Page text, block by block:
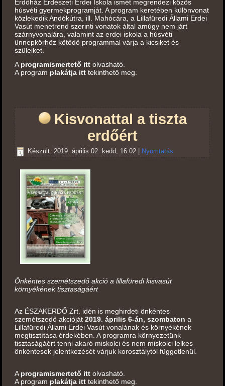
Erdőház Erdészeti Erdei Iskola ismét megrendezi közös
húsvéti gyermekprogramját. A program keretében különvonat
közlekedik Andókútra, ill. Mahócára, a Lillafüredi Állami Erdei
Vasút menetrend szerinti vonatok által amúgy nem járt
szárnyvonalára, valamint az erdei iskola a húsvéti
ünnepkörhöz kötődő programmal várja a kicsiket és
szüleiket.
A programismertető itt olvasható.
A program plakátja itt tekinthető meg.
Kisvonattal a tiszta
erdőért
Készült: 2019. április 02. kedd, 16:02 Nyomtatás
Önkéntes szemétszedő akció a lillafüredi kisvasút
környékének tisztaságáért
Az ÉSZAKERDŐ Zrt. idén is meghirdeti önkéntes
szemétszedő akcióját2019. április 6-án, szombaton a
Lillafüredi Állami Erdei Vasút vonalának és környékének
megtisztítása érdekében. A programra környezetünk
tisztaságáért tenni akaró miskolci és nem miskolci lelkes
önkéntesek jelentkezését várjuk korosztálytól függetlenül.
A programismertető itt olvasható.
A program plakátja itt tekinthető meg.